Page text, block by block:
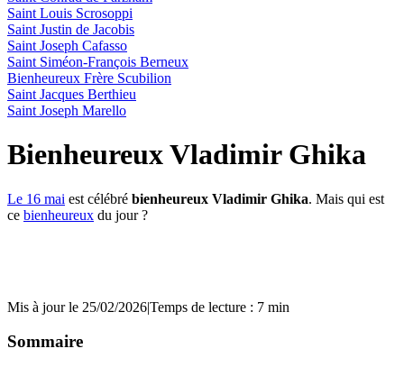
Saint Louis Scrosoppi
Saint Justin de Jacobis
Saint Joseph Cafasso
Saint Siméon-François Berneux
Bienheureux Frère Scubilion
Saint Jacques Berthieu
Saint Joseph Marello
Bienheureux Vladimir Ghika
Le 16 mai est célébré bienheureux Vladimir Ghika. Mais qui est
ce bienheureux du jour ?
Mis à jour le 25/02/2026|Temps de lecture : 7 min
Sommaire